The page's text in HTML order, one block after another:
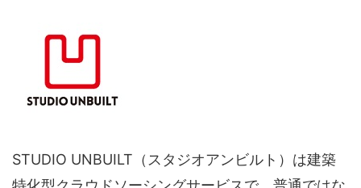
STUDIO UNBUILT（スタジオアンビルト）は建築